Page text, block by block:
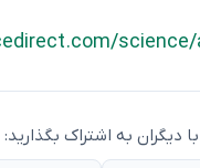
science/
دیگران به اشتراک بگذارید: